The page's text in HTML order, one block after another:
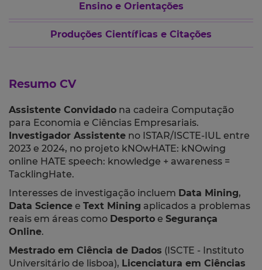
Ensino e Orientações
Produções Científicas e Citações
Resumo CV
Assistente Convidado na cadeira Computação
para Economia e Ciências Empresariais.
Investigador Assistente no ISTAR/ISCTE-IUL entre
2023 e 2024, no projeto kNOwHATE: kNOwing
online HATE speech: knowledge + awareness =
TacklingHate.
Interesses de investigação incluem Data Mining,
Data Science e Text Mining aplicados a problemas
reais em áreas como Desporto e Segurança
Online.
Mestrado em Ciência de Dados ( ISCTE - Instituto
Universitário de lisboa), Licenciatura em Ciências